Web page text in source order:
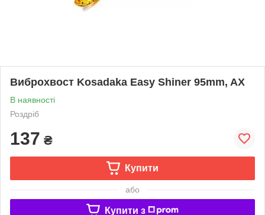
Виброхвост Kosadaka Easy Shiner 95mm, AX
В наявності
Роздріб
137 ₴
Купити
або
Купити з